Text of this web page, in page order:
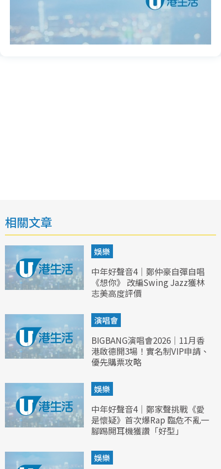
相關文章
娛樂
中年好聲音4｜鄭仲豪自彈自唱
《想你》 改編Swing Jazz獲林
志美高度評價
演唱會
BIGBANG演唱會2026｜11月香
港啟德開3場！實名制VIP申請、
優先購票攻略
娛樂
中年好聲音4｜鄭家聲挑戰《愛
是懷疑》首次爆Rap 臨危不亂一
腳踢開耳機獲讚「好型」
娛樂